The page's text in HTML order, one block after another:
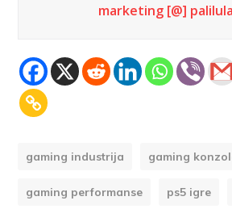
marketing [@]
gaming industrija gaming
gaming performanse ps5 igre